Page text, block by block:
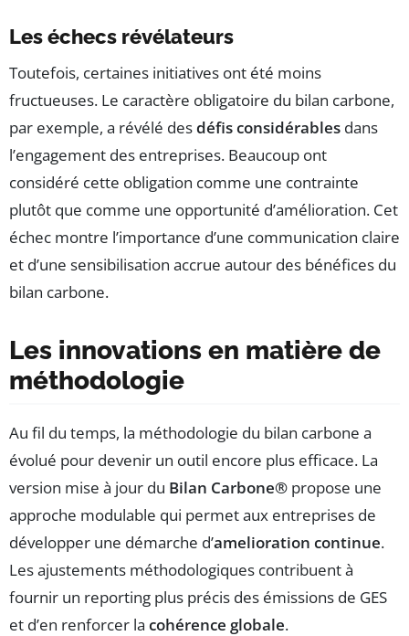
Les échecs révélateurs
Toutefois, certaines initiatives ont été moins
fructueuses. Le caractère obligatoire du bilan carbone,
par exemple, a révélé desdéfis considérables dans
l’engagement des entreprises. Beaucoup ont
considéré cette obligation comme une contrainte
plutôt que comme une opportunité d’amélioration. Cet
échec montre l’importance d’une communication claire
et d’une sensibilisation accrue autour des bénéfices du
bilan carbone.
Les innovations en matière de
méthodologie
Au fil du temps, la méthodologie du bilan carbone a
évolué pour devenir un outil encore plus efficace. La
version mise à jour du Bilan Carbone® propose une
approche modulable qui permet aux entreprises de
développer une démarche d’amelioration continue.
Les ajustements méthodologiques contribuent à
fournir un reporting plus précis des émissions de GES
et d’en renforcer la cohérence globale.